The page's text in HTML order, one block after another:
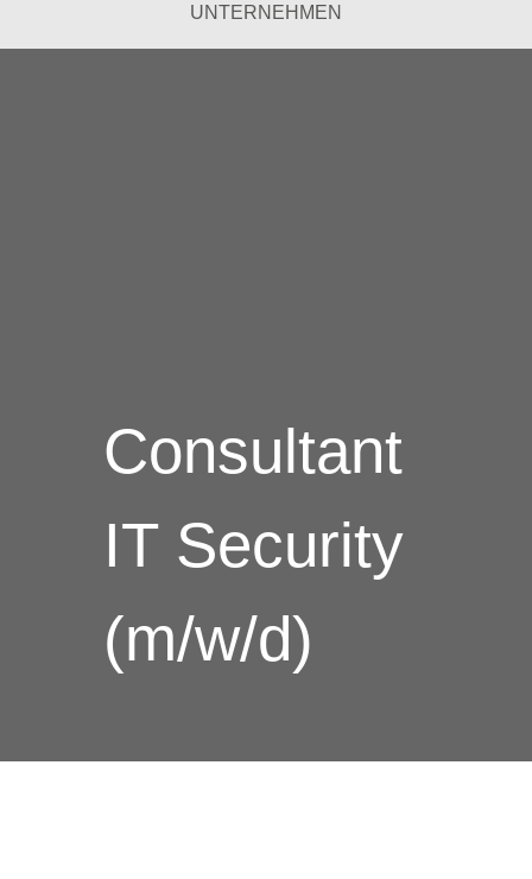
UNTERNEHMEN
Consultant
IT Security
(m/w/d)